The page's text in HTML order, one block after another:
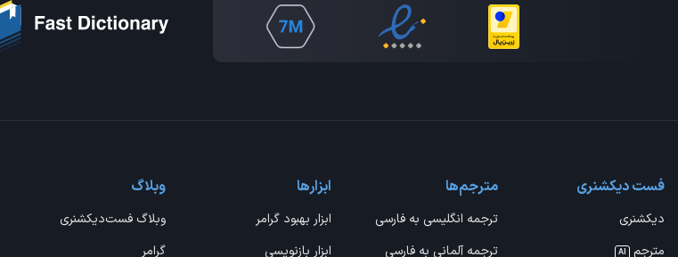
فست دیکشنری
دیکشنری
مترجم
AI
مترجم‌ها
ترجمه انگلیسی به فارسی
ترجمه آلمانی به فارسی
ابزارها
ابزار بهبود گرامر
ابزار بازنویسی
وبلاگ
وبلاگ فست‌دیکشنری
گرامر